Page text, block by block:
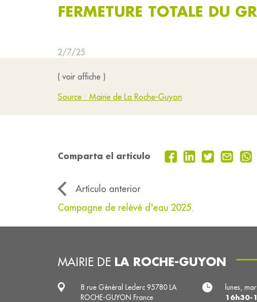
FERMETURE TOTALE DU
2/7/25
( voir affiche )
Source : Mairie de La Roche-Guyon
Comparta el artículo
Artículo anterior
Campagne de relévé d'eau 2025.
MAIRIE DE LA ROCHE-GUYON
8 rue Général Leclerc 95780 LA
ROCHE-GUYON France
lunes,
16h30-